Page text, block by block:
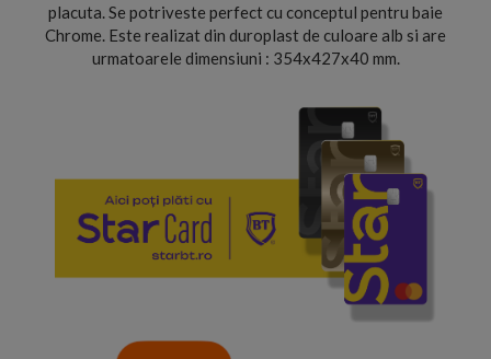
placuta. Se potriveste perfect cu conceptul pentru baie
Chrome. Este realizat din duroplast de culoare alb si are
urmatoarele dimensiuni : 354x427x40 mm.